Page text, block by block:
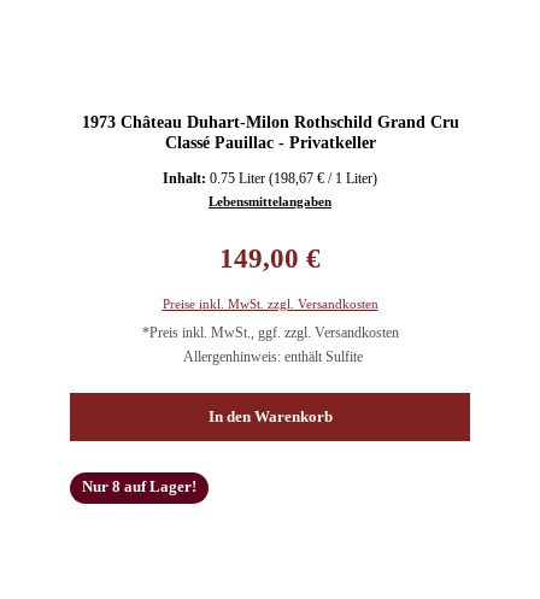
1973 Château Duhart-Milon Rothschild Grand Cru
Classé Pauillac - Privatkeller
Inhalt: 0.75 Liter (198,67 € / 1 Liter)
Lebensmittelangaben
149,00 €
Preise inkl. MwSt. zzgl. Versandkosten
*Preis inkl. MwSt., ggf. zzgl. Versandkosten
Allergenhinweis: enthält Sulfite
In den Warenkorb
Nur 8 auf Lager!